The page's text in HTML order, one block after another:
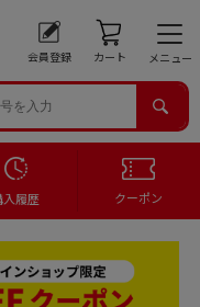
会員登録 カート メニュー
入履歴 クーポン